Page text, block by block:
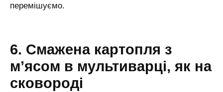
перемішуємо.
6. Смажена картопля з
м’ясом в мультиварці, як на
сковороді